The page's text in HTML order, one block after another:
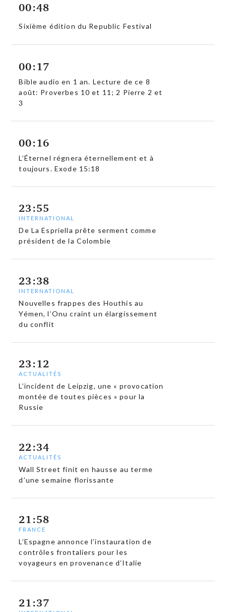
00:48
Sixième édition du Republic Festival
00:17
Bible audio en 1 an. Lecture de ce 8
août: Proverbes 10 et 11; 2 Pierre 2 et
3
00:16
L’Éternel régnera éternellement et à
toujours. Exode 15:18
23:55
INTERNATIONAL
De La Espriella prête serment comme
président de la Colombie
23:38
INTERNATIONAL
Nouvelles frappes des Houthis au
Yémen, l’Onu craint un élargissement
du conflit
23:12
ACTUALITÉS
L’incident de Leipzig, une « provocation
montée de toutes pièces » pour la
Russie
22:34
ACTUALITÉS
Wall Street finit en hausse au terme
d’une semaine florissante
21:58
FRANCE
L’Espagne annonce l’instauration de
contrôles frontaliers pour les
voyageurs en provenance d’Italie
21:37